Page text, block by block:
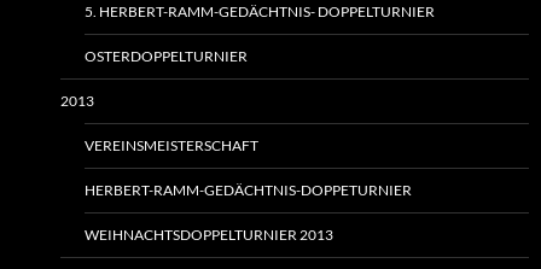
5. HERBERT-RAMM-GEDÄCHTNIS- DOPPELTURNIER
OSTERDOPPELTURNIER
2013
VEREINSMEISTERSCHAFT
HERBERT-RAMM-GEDÄCHTNIS-DOPPETURNIER
WEIHNACHTSDOPPELTURNIER 2013